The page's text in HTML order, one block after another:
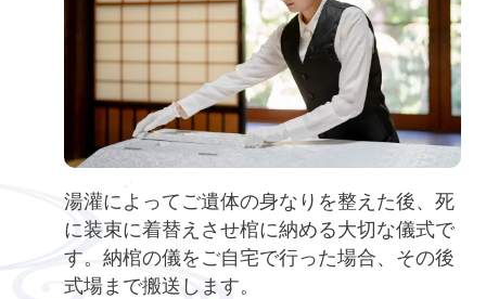
湯灌によってご遺体の身なりを整えた後、死
に装束に着替えさせ棺に納める大切な儀式で
す。納棺の儀をご自宅で行った場合、その後
式場まで搬送します。